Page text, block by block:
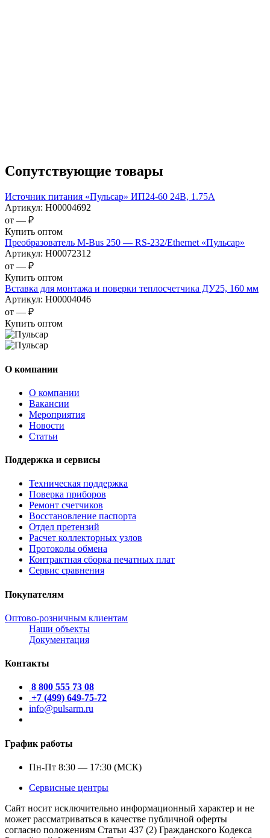
Сопутствующие товары
Источник питания «Пульсар» ИП24-60 24В, 1.75А
Артикул: Н00004692
от — ₽
Купить оптом
Преобразователь M-Bus 250 — RS-232/Ethernet «Пульсар»
Артикул: Н00072312
от — ₽
Купить оптом
Вставка для монтажа и поверки теплосчетчика ДУ25, 160 мм
Артикул: Н00004046
от — ₽
Купить оптом
О компании
О компании
Вакансии
Мероприятия
Новости
Статьи
Поддержка и сервисы
Техническая поддержка
Поверка приборов
Ремонт счетчиков
Восстановление паспорта
Отдел претензий
Расчет коллекторных узлов
Протоколы обмена
Контрактная сборка печатных плат
Сервис сравнения
Покупателям
Оптово-розничным клиентам
Наши объекты
Документация
Контакты
8 800 555 73 08
+7 (499) 649-75-72
info@pulsarm.ru
График работы
Пн-Пт 8:30 — 17:30 (МСК)
Сервисные центры
Сайт носит исключительно информационный характер и не
может рассматриваться в качестве публичной оферты
согласно положениям Статьи 437 (2) Гражданского Кодекса